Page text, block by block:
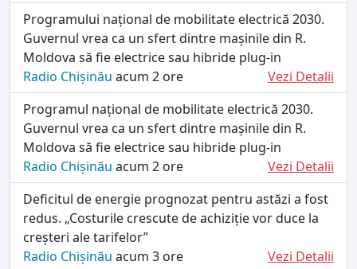
Programului național de mobilitate electrică 2030.
Guvernul vrea ca un sfert dintre mașinile din R.
Moldova să fie electrice sau hibride plug-in
Radio Chișinău acum 2 ore
Vezi Detalii
Programul național de mobilitate electrică 2030.
Guvernul vrea ca un sfert dintre mașinile din R.
Moldova să fie electrice sau hibride plug-in
Radio Chișinău acum 2 ore
Vezi Detalii
Deficitul de energie prognozat pentru astăzi a fost
redus. „Costurile crescute de achiziție vor duce la
creșteri ale tarifelor”
Radio Chișinău acum 3 ore
Vezi Detalii